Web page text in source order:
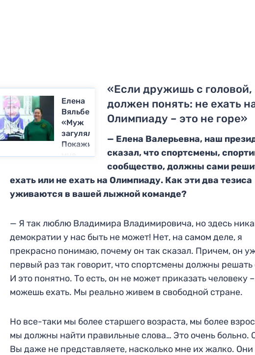
Елена
Вяльбе:
«Муж
загулял?
Покажите
мне
который
гулял!»
«Если дружишь с головой,
должен понять: не ехать
Олимпиаду – это не горе»
— Елена Валерьевна, наш
сказал, что спортсмены,
сообщество, должны сами
ехать или не ехать на Олимпиаду. Как эти два тезиса
уживаются в вашей лыжной команде?
— Я таклюблю Владимира Владимировича, но здесь
демократии у нас быть не может! Нет, на самом деле, я
прекрасно понимаю, почему он так сказал. Причем, он
первый раз так говорит, что спортсмены должны решать
И это понятно. То есть, он не может приказать человеку
можешь ехать. Мы реально живем в свободной стране.
Но все-таки мы более старшего возраста, мы более
мы должны найти правильные слова… Это очень больно.
Вы даже не представляете, насколько мне их жалко. Они